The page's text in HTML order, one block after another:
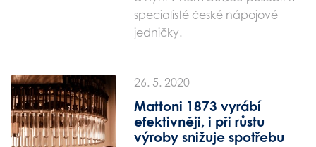
specialisté české nápojové
jedničky.
26. 5. 2020
Mattoni 1873 vyrábí
efektivněji, i při růstu
výroby snižuje spotřebu